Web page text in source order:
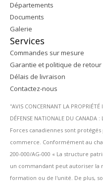
Départements
Documents
Galerie
Services
Commandes sur mesure
Garantie et politique de retour
Délais de livraison
Contactez-nous
''AVIS CONCERNANT LA
DÉFENSE NATIONALE DU
Forces canadiennes sont
commerce. Conformément au
200-000/AG-000 « La structure
un commandant peut autoriser la
formation ou de l'unité. De plus,